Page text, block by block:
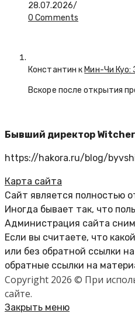
28.07.2026/
0 Comments
Константин к Мин-Чи Куо:
Вскоре после открытия
Бывший директор Witcher
https://hakora.ru/blog/
Карта сайта
Сайт является полностью
Иногда бывает так, что
Администрация сайта
Если вы считаете, что
или без обратной ссылки
обратные ссылки на
Copyright 2026 © При
сайте.
Закрыть меню